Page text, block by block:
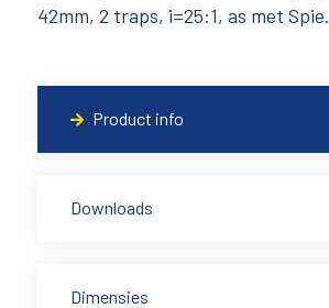
42mm, 2 traps, i=25:1, as met Spie.
Product info
Downloads
Dimensies